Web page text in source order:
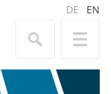
DE EN